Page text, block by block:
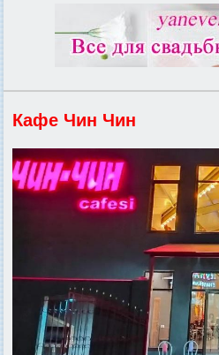
Кафе Чин Чин